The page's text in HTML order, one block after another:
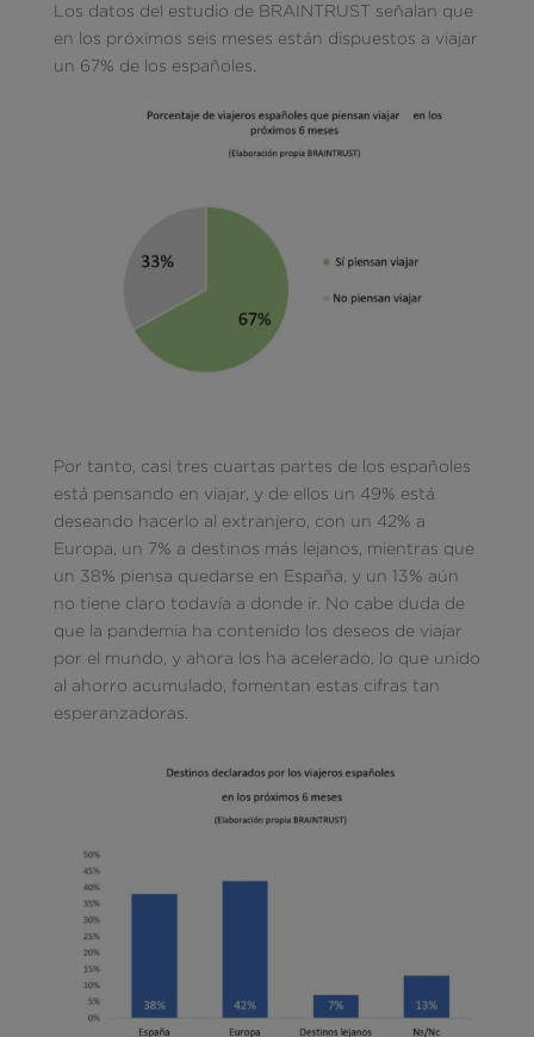
Los datos del estudio de BRAINTRUST señalan que
en los próximos seis meses están dispuestos a viajar
un 67% de los españoles.
Por tanto, casi tres cuartas partes de los españoles
está pensando en viajar, y de ellos un 49% está
deseando hacerlo al extranjero, con un 42% a
Europa, un 7% a destinos más lejanos, mientras que
un 38% piensa quedarse en España, y un 13% aún
no tiene claro todavía a donde ir. No cabe duda de
que la pandemia ha contenido los deseos de viajar
por el mundo, y ahora los ha acelerado, lo que unido
al ahorro acumulado, fomentan estas cifras tan
esperanzadoras.